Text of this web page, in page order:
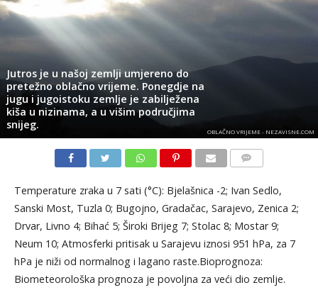
Jutros je u našoj zemlji umjereno do
pretežno oblačno vrijeme. Ponegdje na
jugu i jugoistoku zemlje je zabilježena
kiša u nizinama, a u višim područjima
snijeg.
OBLAČNO VRIJEME - NEZAVISNE.COM
Temperature zraka u 7 sati (°C): Bjelašnica -2; Ivan Sedlo,
Sanski Most, Tuzla 0; Bugojno, Gradačac, Sarajevo, Zenica 2;
Drvar, Livno 4; Bihać 5; Široki Brijeg 7; Stolac 8; Mostar 9;
Neum 10; Atmosferki pritisak u Sarajevu iznosi 951 hPa, za 7
hPa je niži od normalnog i lagano raste.Bioprognoza:
Biometeorološka prognoza je povoljna za veći dio zemlje.